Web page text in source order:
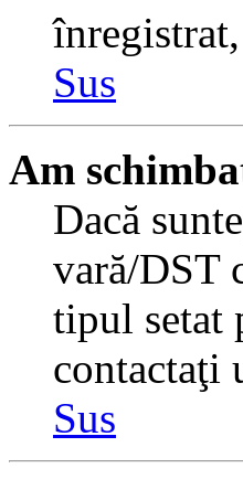
Sus
Am
Dacă
vară/DST
tipul setat
contactaţi
Sus